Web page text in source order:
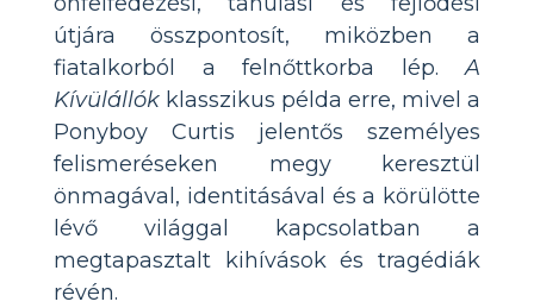
útjára összpontosít, miközben a
fiatalkorból a felnőttkorba lép.A
Kívülállók klasszikus példa erre, mivel a
Ponyboy Curtis jelentős személyes
felismeréseken megy keresztül
önmagával, identitásával és a körülötte
lévő világgal kapcsolatban a
megtapasztalt kihívások és tragédiák
révén.